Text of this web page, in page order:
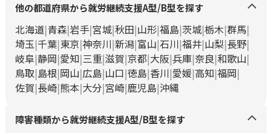
他の都道府県から就労継続支援A型/B型を探す
北海道 青森 岩手 宮城 秋田 山形 福島 茨城 栃木 群馬
埼玉 千葉 東京 神奈川 新潟 富山 石川 福井 山梨 長野
岐阜 静岡 愛知 三重 滋賀 京都 大阪 兵庫 奈良 和歌山
鳥取 島根 岡山 広島 山口 徳島 香川 愛媛 高知 福岡
佐賀 長崎 熊本 大分 宮崎 鹿児島 沖縄
障害種類から就労継続支援A型/B型を探す